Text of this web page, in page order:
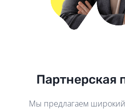
Партнерская
Мы предлагаем широкий